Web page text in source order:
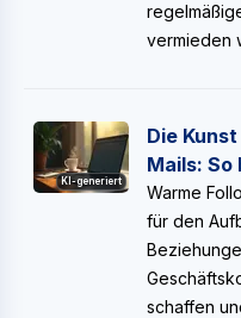
vermieden
KI-generiert
Die
Mails: So
Warme
für den
schaffen